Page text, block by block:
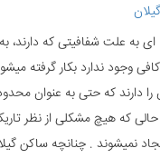
به علت شفافیتی که دارند،
وجود ندارد بکار گرفته
دارند که حتی به عنوان
حالی که هیچ مشکلی از نظر
نمیشوند . چنانچه ساکن